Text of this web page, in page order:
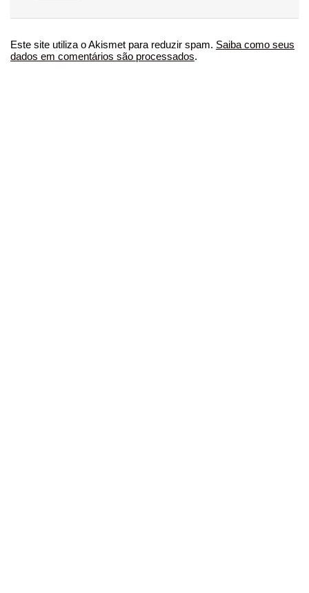
Este site utiliza o Akismet para reduzir spam. Saiba como seus
dados em comentários são processados.